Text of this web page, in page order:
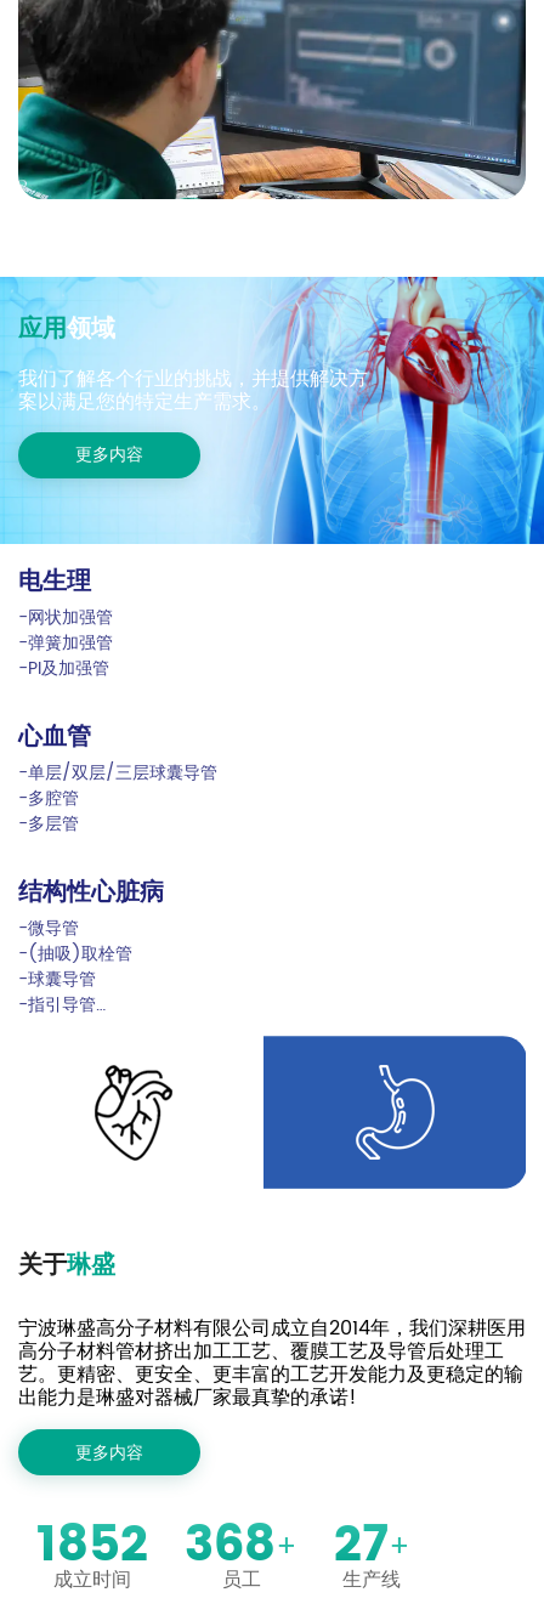
神经血管
-微导管
-(抽吸)取栓管
-球囊导管
-造影导管
-护套管
眼科系统
-远端导管
-泪道插管
电生理
-网状加强管
-弹簧加强管
-PI及加强管
心血管
-单层/双层/三层球囊导管
-多腔管
-多层管
结构性心脏病
-微导管
-(抽吸)取栓管
-球囊导管
-指引导管
内窥镜
-网状加强管
-弹簧加强管
-多腔管
泌尿
-泌尿弹簧管
-调弯泌尿弹簧鞘
-取石篮管（PI）
微创外科
-球囊管
-可调弯鞘管
-一次性取样管
骨科
-PEEK管
-椎体球囊导管
-压紧套管
外周血管
-网状加强管
-弹簧加强管
-护套管
应用领域
我们了解各个行业的挑战，并提供解决方
案以满足您的特定生产需求。
更多内容
关于琳盛
宁波琳盛高分子材料有限公司成立自2014年，我们深耕医用
高分子材料管材挤出加工工艺、覆膜工艺及导管后处理工
艺。更精密、更安全、更丰富的工艺开发能力及更稳定的输
出能力是琳盛对器械厂家最真挚的承诺!
更多内容
2014
成立时间 400+
员工 30+
生产线